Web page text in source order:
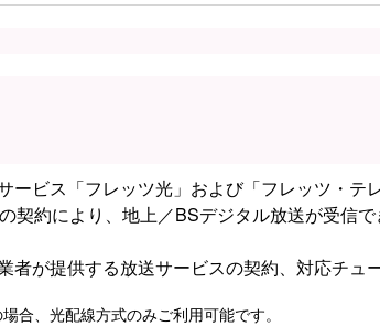
ービス「フレッツ光」および「フレッツ・
の契約により、地上／BSデジタル放送が受信
が提供する放送サービスの契約、対応チュ
合、光配線方式のみご利用可能です。